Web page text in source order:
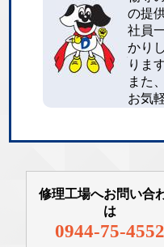
の提
社員
かり
りま
また
お気
修理工場へお問い合
は
0944-75-4552